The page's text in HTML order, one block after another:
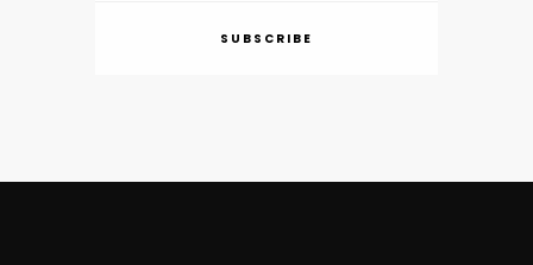
SUBSCRIBE